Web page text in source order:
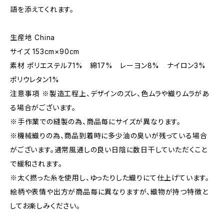
語を添えてくれます。
生産地 China
サイズ 153cm×90cm
素材 ポリエステル71% 綿17% レーヨン8% ナイロン3%
ポリウレタン1%
注意事項 ※製造工程上、デザインのズレ、色ムラや織りムラがあ
る場合がございます。
※手作業での縫製の為、商品毎にサイズが異なります。
※機械織りの為、商品到着時に多少油の臭いが残っている場合
がございます。通常風通しの良い日陰に数日干していただくこと
で緩和されます。
※太く撚った糸を使用し、ゆったりした織りにて仕上げています。
絵柄や表情や出方が商品毎に異なりますが、織物が持つ特徴と
してお楽しみください。